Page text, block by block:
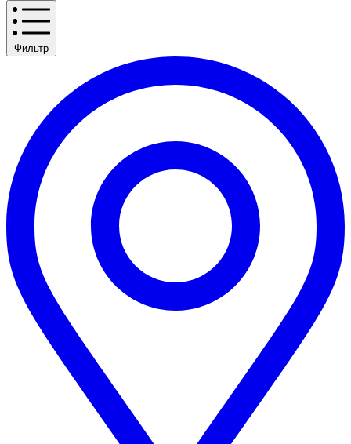
Фильтр